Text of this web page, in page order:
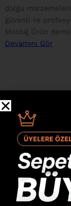
dolgu
güvenli ve
Montaj Ürün
Devamını Gör
0 inceleme
0
0
0